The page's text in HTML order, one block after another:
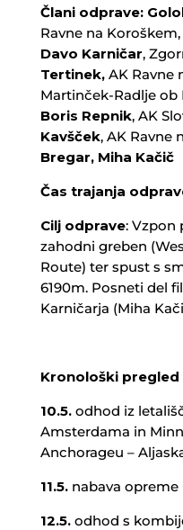
Člani odprave:
Ravne na
Davo Karničar,
Tertinek,AK Ravne
Martinček-Radlje ob
Boris Repnik, AK
Kavšček, AK Ravne
Bregar, Miha Kačič
Čas trajanja
Cilj odprave: Vzpon
zahodni greben
Route) ter spust s
6190m. Posneti del
Karničarja (Miha
Kronološki pregled
10.5. odhod iz
Amsterdama in
Anchorageu –
11.5. nabava opreme
12.5. odhod s